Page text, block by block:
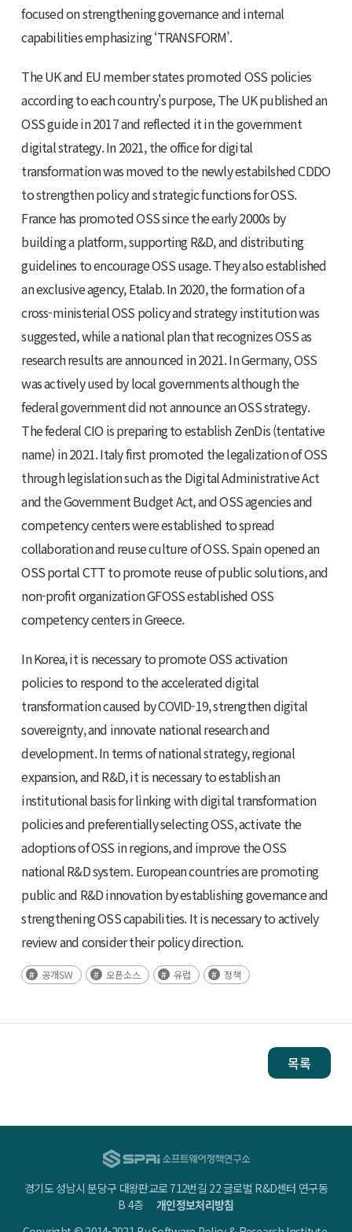
focused on strengthening governance and internal
capabilities emphasizing ‘TRANSFORM’.
The UK and EU member states promoted OSS policies
according to each country's purpose, The UK published an
OSS guide in 2017 and reflected it in the government
digital strategy. In 2021, the office for digital
transformation was moved to the newly estabilshed CDDO
to strengthen policy and strategic functions for OSS.
France has promoted OSS since the early 2000s by
building a platform, supporting R&D, and distributing
guidelines to encourage OSS usage. They also established
an exclusive agency, Etalab. In 2020, the formation of a
cross-ministerial OSS policy and strategy institution was
suggested, while a national plan that recognizes OSS as
research results are announced in 2021. In Germany, OSS
was actively used by local governments although the
federal government did not announce an OSS strategy.
The federal CIO is preparing to establish ZenDis (tentative
name) in 2021. Italy first promoted the legalization of OSS
through legislation such as the Digital Administrative Act
and the Government Budget Act, and OSS agencies and
competency centers were established to spread
collaboration and reuse culture of OSS. Spain opened an
OSS portal CTT to promote reuse of public solutions, and
non-profit organization GFOSS established OSS
competency centers in Greece.
In Korea, it is necessary to promote OSS activation
policies to respond to the accelerated digital
transformation caused by COVID-19, strengthen digital
sovereignty, and innovate national research and
development. In terms of national strategy, regional
expansion, and R&D, it is necessary to establish an
institutional basis for linking with digital transformation
policies and preferentially selecting OSS, activate the
adoptions of OSS in regions, and improve the OSS
national R&D system. European countries are promoting
public and R&D innovation by establishing governance and
strengthening OSS capabilities. It is necessary to actively
review and consider their policy direction.
공개SW 오픈소스 유럽 정책
목록
경기도 성남시 분당구 대왕판교로 712번길 22 글로벌 R&D센터 연구동
B 4층개인정보처리방침